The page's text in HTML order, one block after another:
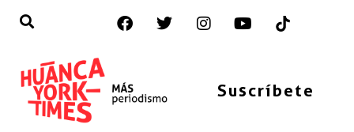
Suscríbete